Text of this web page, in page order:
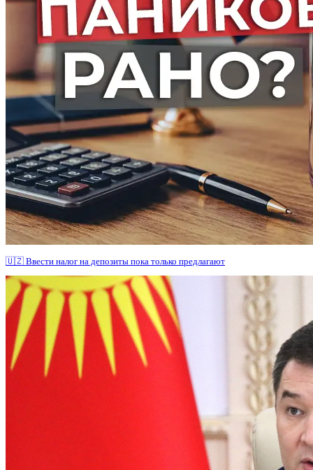
🇺🇿 Ввести налог на депозиты пока только предлагают